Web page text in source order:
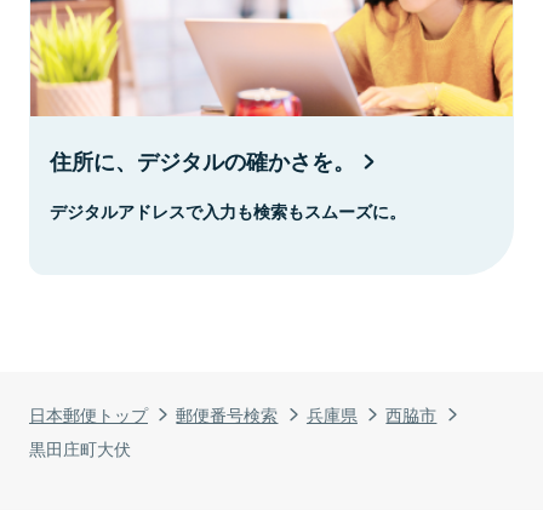
日本郵便トップ 郵便番号検索 兵庫県
西脇市
黒田庄町大伏
住所に、デジタルの確かさを。
デジタルアドレスで入力も検索もスムーズに。